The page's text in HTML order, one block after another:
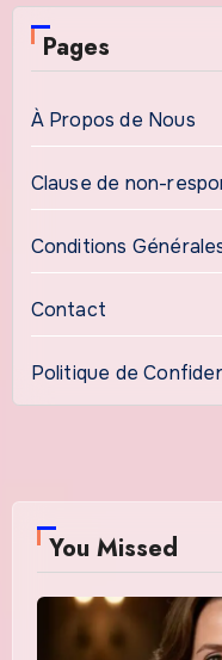
Pages
À Propos de Nous
Clause de non-
Conditions
Contact
Politique de
You Missed